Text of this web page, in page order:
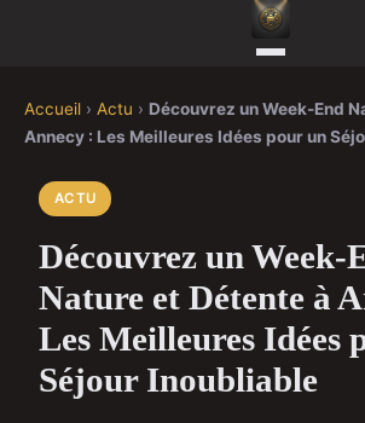
Accueil › Actu › Découvrez un Week-End
Annecy : Les Meilleures Idées pour un
ACTU
Découvrez un Week-
Nature et Détente à
Les Meilleures Idées
Séjour Inoubliable